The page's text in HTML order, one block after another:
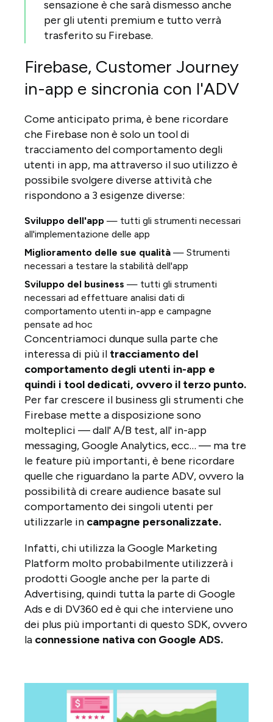
sensazione è che sarà dismesso anche
per gli utenti premium e tutto verrà
trasferito su Firebase.
Firebase, Customer Journey
in-app e sincronia con l'ADV
Come anticipato prima, è bene ricordare
che Firebase non è solo un tool di
tracciamento del comportamento degli
utenti in app, ma attraverso il suo utilizzo è
possibile svolgere diverse attività che
rispondono a 3 esigenze diverse:
Sviluppo dell'app — tutti gli strumenti necessari
all'implementazione delle app
Miglioramento delle sue qualità — Strumenti
necessari a testare la stabilità dell'app
Sviluppo del business — tutti gli strumenti
necessari ad effettuare analisi dati di
comportamento utenti in-app e campagne
pensate ad hoc
Concentriamoci dunque sulla parte che
interessa di più il tracciamento del
comportamento degli utenti in-app e
quindi i tool dedicati, ovvero il terzo punto.
Per far crescere il business gli strumenti che
Firebase mette a disposizione sono
molteplici — dall' A/B test, all' in-app
messaging, Google Analytics, ecc… — ma tre
le feature più importanti, è bene ricordare
quelle che riguardano la parte ADV, ovvero la
possibilità di creare audience basate sul
comportamento dei singoli utenti per
utilizzarle in campagne personalizzate.
Infatti, chi utilizza la Google Marketing
Platform molto probabilmente utilizzerà i
prodotti Google anche per la parte di
Advertising, quindi tutta la parte di Google
Ads e di DV360 ed è qui che interviene uno
dei plus più importanti di questo SDK, ovvero
la connessione nativa con Google ADS.